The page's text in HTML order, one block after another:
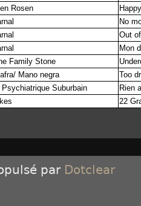
Rosen
No
Out
Mon
Family Stone
Mano negra
Too
Psychiatrique Suburbain
Rien
22
par Dotclear